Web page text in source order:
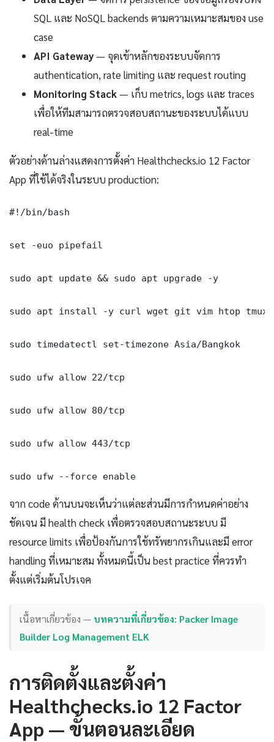
SQL และ NoSQL backends ตามความเหมาะสมของ use
case
API Gateway — จุดเข้าหลักของระบบจัดการ
authentication, rate limiting และ request routing
Monitoring Stack — เก็บ metrics, logs และ traces
เพื่อให้ทีมสามารถตรวจสอบสถานะของระบบได้แบบ
real-time
ตัวอย่างด้านล่างแสดงการตั้งค่า Healthchecks.io 12 Factor
App ที่ใช้ได้จริงในระบบ production:
#!/bin/bash
set -euo pipefail
sudo apt update && sudo apt upgrade -y
sudo apt install -y curl wget git vim htop tmux
sudo timedatectl set-timezone Asia/Bangkok
sudo ufw allow 22/tcp
sudo ufw allow 80/tcp
sudo ufw allow 443/tcp
sudo ufw --force enable
จาก code ด้านบนจะเห็นว่าแต่ละส่วนมีการกำหนดค่าอย่าง
ชัดเจน มี health check เพื่อตรวจสอบสถานะระบบ มี
resource limits เพื่อป้องกันการใช้ทรัพยากรเกินและมี error
handling ที่เหมาะสม ทั้งหมดนี้เป็น best practice ที่ควรทำ
ตั้งแต่เริ่มต้นโปรเจค
เนื้อหาเกี่ยวข้อง — บทความที่เกี่ยวข้อง: Packer Image
Builder Log Management ELK
การติดตั้งและตั้งค่า
Healthchecks.io 12 Factor
App — ขั้นตอนละเอียด